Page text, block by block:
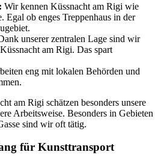
Wir kennen Küssnacht am Rigi wie
Egal ob enges Treppenhaus in der
unserer zentralen Lage sind wir
am Rigi. Das spart
eng mit lokalen Behörden und
am Rigi schätzen besonders unsere
Arbeitsweise. Besonders in Gebieten
sind wir oft tätig.
für Kunsttransport